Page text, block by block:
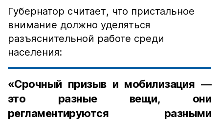
Губернатор считает, что пристальное
внимание должно уделяться
разъяснительной работе среди
населения:
«Срочный призыв и мобилизация —
это разные вещи, они
регламентируются разными